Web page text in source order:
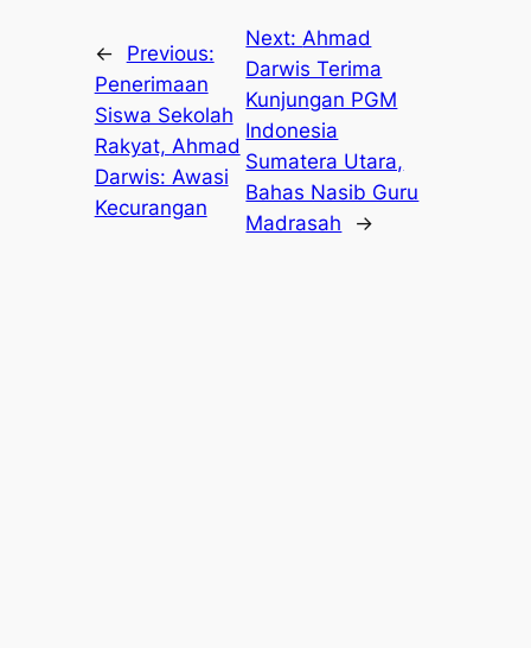
←
Previous:
Penerimaan
Siswa Sekolah
Rakyat, Ahmad
Darwis: Awasi
Kecurangan
Next: Ahmad
Darwis Terima
Kunjungan PGM
Indonesia
Sumatera Utara,
Bahas Nasib Guru
Madrasah
→